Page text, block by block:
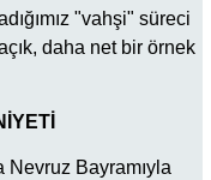
"vahşi" süreci
daha net bir örnek
Nevruz Bayramıyla